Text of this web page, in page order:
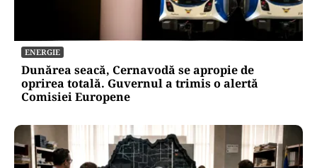
ENERGIE
Dunărea seacă, Cernavodă se apropie de
oprirea totală. Guvernul a trimis o alertă
Comisiei Europene